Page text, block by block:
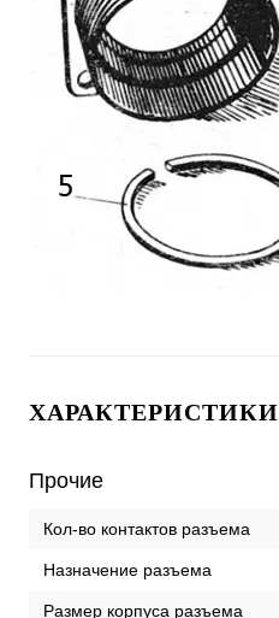
ХАРАКТЕРИСТИКИ
Прочие
Кол-во контактов разъема
Назначение разъема
Размер корпуса разъема